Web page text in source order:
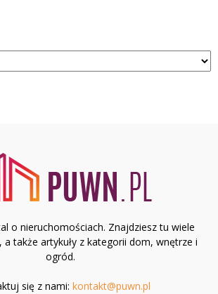
o nieruchomościach. Znajdziesz tu wiele
a także artykuły z kategorii dom, wnętrze i
ogród.
się z nami: kontakt@puwn.pl